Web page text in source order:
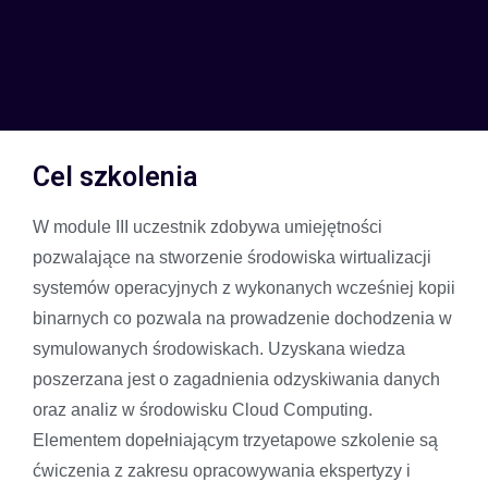
Cel szkolenia
W module III uczestnik zdobywa umiejętności
pozwalające na stworzenie środowiska wirtualizacji
systemów operacyjnych z wykonanych wcześniej kopii
binarnych co pozwala na prowadzenie dochodzenia w
symulowanych środowiskach. Uzyskana wiedza
poszerzana jest o zagadnienia odzyskiwania danych
oraz analiz w środowisku Cloud Computing.
Elementem dopełniającym trzyetapowe szkolenie są
ćwiczenia z zakresu opracowywania ekspertyzy i